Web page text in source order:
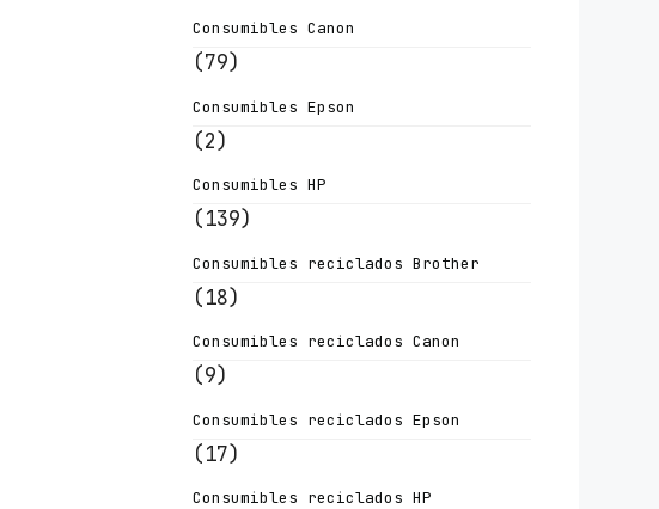
Consumibles Canon
(79)
Consumibles Epson
(2)
Consumibles HP
(139)
Consumibles reciclados Brother
(18)
Consumibles reciclados Canon
(9)
Consumibles reciclados Epson
(17)
Consumibles reciclados HP